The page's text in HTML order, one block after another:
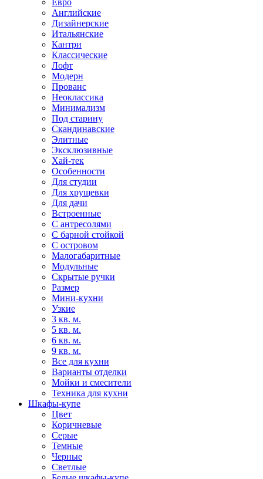
Евро
Английские
Дизайнерские
Итальянские
Кантри
Классические
Лофт
Модерн
Прованс
Неоклассика
Минимализм
Под старину
Скандинавские
Элитные
Эксклюзивные
Хай-тек
Особенности
Для студии
Для хрущевки
Для дачи
Встроенные
С антресолями
С барной стойкой
С островом
Малогабаритные
Модульные
Скрытые ручки
Размер
Мини-кухни
Узкие
3 кв. м.
5 кв. м.
6 кв. м.
9 кв. м.
Все для кухни
Варианты отделки
Мойки и смесители
Техника для кухни
Шкафы-купе
Цвет
Коричневые
Серые
Темные
Черные
Светлые